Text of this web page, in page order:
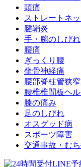
頭痛
ストレートネ
腱鞘炎
手・腕のしびれ
腰痛
ぎっくり腰
坐骨神経痛
腰部脊柱管狭
腰椎椎間板ヘ
膝の痛み
足のしびれ
オスグッド病
スポーツ障害
交通事故・む